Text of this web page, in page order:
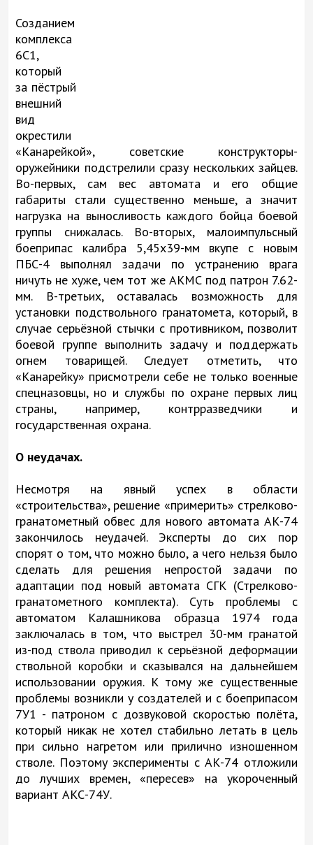
Созданием
комплекса
6С1,
который
за пёстрый
внешний
вид
окрестили
«Канарейкой», советские конструкторы-
оружейники подстрелили сразу нескольких зайцев.
Во-первых, сам вес автомата и его общие
габариты стали существенно меньше, а значит
нагрузка на выносливость каждого бойца боевой
группы снижалась. Во-вторых, малоимпульсный
боеприпас калибра 5,45х39-мм вкупе с новым
ПБС-4 выполнял задачи по устранению врага
ничуть не хуже, чем тот же АКМС под патрон 7.62-
мм. В-третьих, оставалась возможность для
установки подствольного гранатомета, который, в
случае серьёзной стычки с противником, позволит
боевой группе выполнить задачу и поддержать
огнем товарищей. Следует отметить, что
«Канарейку» присмотрели себе не только военные
спецназовцы, но и службы по охране первых лиц
страны, например, контрразведчики и
государственная охрана.
О неудачах.
Несмотря на явный успех в области
«строительства», решение «примерить» стрелково-
гранатометный обвес для нового автомата АК-74
закончилось неудачей. Эксперты до сих пор
спорят о том, что можно было, а чего нельзя было
сделать для решения непростой задачи по
адаптации под новый автомата СГК (Стрелково-
гранатометного комплекта). Суть проблемы с
автоматом Калашникова образца 1974 года
заключалась в том, что выстрел 30-мм гранатой
из-под ствола приводил к серьёзной деформации
ствольной коробки и сказывался на дальнейшем
использовании оружия. К тому же существенные
проблемы возникли у создателей и с боеприпасом
7У1 - патроном с дозвуковой скоростью полёта,
который никак не хотел стабильно летать в цель
при сильно нагретом или прилично изношенном
стволе. Поэтому эксперименты с АК-74 отложили
до лучших времен, «пересев» на укороченный
вариант АКС-74У.